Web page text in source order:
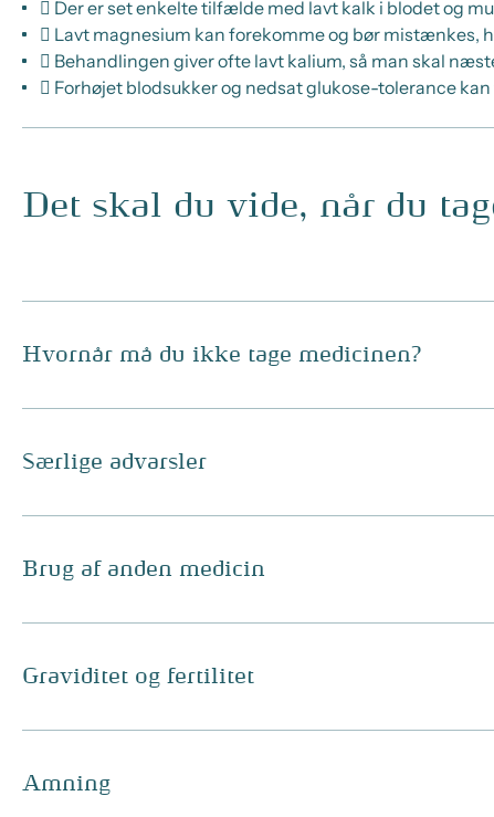
 Der er set enkelte tilfælde med lavt kalk i blodet og
 Lavt magnesium kan forekomme og bør mistænkes,
 Behandlingen giver ofte lavt kalium, så man skal
 Forhøjet blodsukker og nedsat glukose-tolerance
Det skal du vide, når du
Hvornår må du ikke tage medicinen?
Særlige advarsler
Brug af anden medicin
Graviditet og fertilitet
Amning